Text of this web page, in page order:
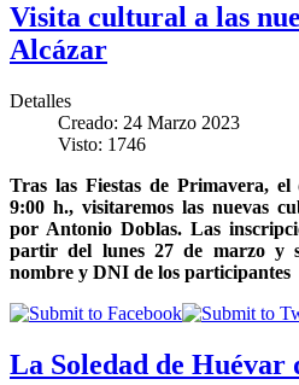
Visita cultural a las
Alcázar
Detalles
Creado: 24 Marzo 2023
Visto: 1746
Tras las Fiestas de Primavera,
9:00 h., visitaremos las nuevas
por Antonio Doblas. Las
partir del lunes 27 de marzo y
nombre y DNI de los participantes
La Soledad de Huévar